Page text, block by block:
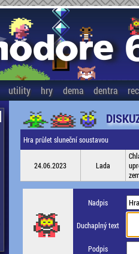
utility hry dema dentra
Hra průlet sluneční soustavou
24.06.2023 Lada
Nadpis
Duchaplný text
Podpis